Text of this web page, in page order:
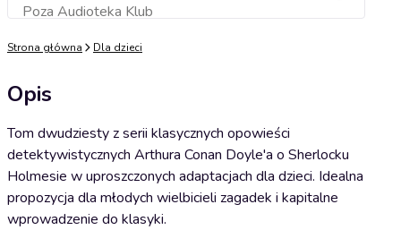
Poza Audioteka KlubDodaj do koszyka
Strona główna Dla dzieci
Opis
Tom dwudziesty z serii klasycznych opowieści
detektywistycznych Arthura Conan Doyle'a o Sherlocku
Holmesie w uproszczonych adaptacjach dla dzieci. Idealna
propozycja dla młodych wielbicieli zagadek i kapitalne
wprowadzenie do klasyki.